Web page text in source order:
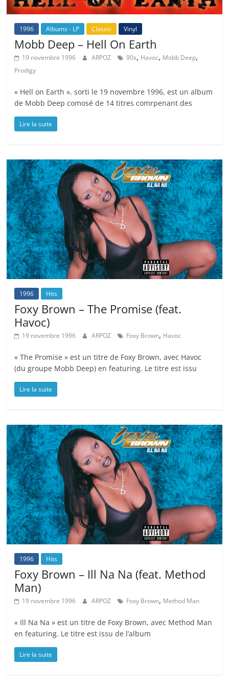
1996 Albums - LP Classic Vinyl
Mobb Deep – Hell On Earth
19 novembre 1996 ARPOZ 90s, Havoc, Mobb Deep,
Prodigy
« Hell on Earth », sorti le 19 novembre 1996, est un album
de Mobb Deep comosé de 14 titres comrpenant des
Lire la suite
1996 Hits
Foxy Brown – The Promise (feat.
Havoc)
19 novembre 1996 ARPOZ Foxy Brown, Havoc
« The Promise » est un titre de Foxy Brown, avec Havoc
(du groupe Mobb Deep) en featuring. Le titre est issu
Lire la suite
1996 Hits
Foxy Brown – Ill Na Na (feat. Method
Man)
19 novembre 1996 ARPOZ Foxy Brown, Method Man
« Ill Na Na » est un titre de Foxy Brown, avec Method Man
en featuring. Le titre est issu de l’album
Lire la suite